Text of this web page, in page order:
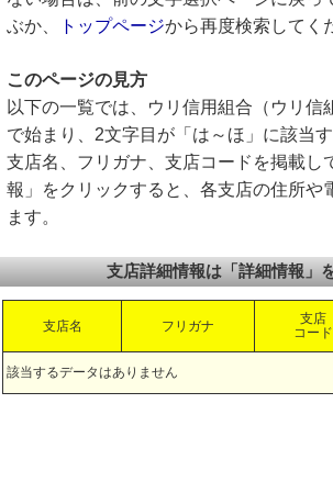
ぶか、
トップページから再度検索してく
このページの見方
以下の一覧では、ウリ信用組合（ウリ信
で始まり、2文字目が「は～ほ」に該当す
支店名、フリガナ、支店コードを掲載し
報」をクリックすると、各支店の住所や
ます。
支店詳細情報は「詳細情報」
支店名 フリガナ
支店
コード
該当するデータはありません